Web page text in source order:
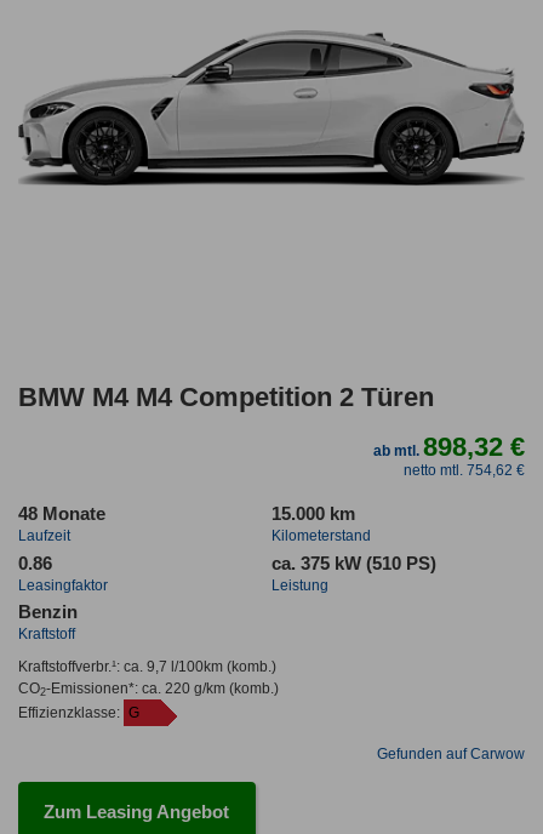
BMW M4 M4 Competition 2 Türen
ab mtl.898,32 €
netto mtl. 754,62 €
48 Monate
Laufzeit
15.000 km
Kilometerstand
0.86
Leasingfaktor
ca. 375 kW (510 PS)
Leistung
Benzin
Kraftstoff
Kraftstoffverbr.¹: ca. 9,7 l/100km(komb.)
CO2-Emissionen*: ca. 220 g/km(komb.)
Effizienzklasse: G
Gefunden auf Carwow
Zum Leasing Angebot